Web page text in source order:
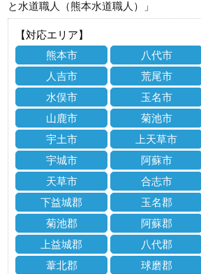
と水道職人（熊本水道職人）」
【対応エリア】
熊本市
八代市
人吉市
荒尾市
水俣市
玉名市
山鹿市
菊池市
宇土市
上天草市
宇城市
阿蘇市
天草市
合志市
下益城郡
玉名郡
菊池郡
阿蘇郡
上益城郡
八代郡
葦北郡
球磨郡